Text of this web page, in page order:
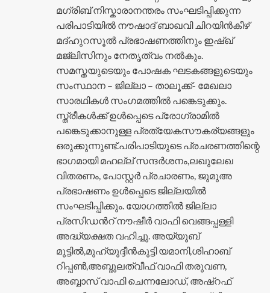
മഗ്രിബ് നിസ്കാരാനന്തരം സംഘടിപ്പിക്കുന്ന
പരിപാടിയിൽ നൗഷാദ് ബാഖവി ചിറയിൻകീഴ്
മദ്ഹുറസൂൽ പ്രഭാഷണത്തിനും ഇഷ്ഖ്
മജ്ലിസിനും നേതൃത്വം നൽകും.
സമസ്തയുടെയും പോഷക ഘടകങ്ങളുടെയും
സംസ്ഥാന – ജില്ലാ – താലൂക്ക്- മേഖലാ
സാരഥികൾ സംഗമത്തിൽ പങ്കെടുക്കും.
സ്ത്രീകൾക്ക് ഉൾപ്പെടെ പ്രോഗ്രാമിൽ
പങ്കെടുക്കാനുള്ള പ്രത്യേകസൗകര്യങ്ങളും
ഒരുക്കുന്നുണ്ട്.പരിപാടിയുടെ പ്രചരണത്തിന്റെ
ഭാഗമായി മഹല്ല് സന്ദർശനം,ലഖുലേഖ
വിതരണം, പോസ്റ്റർ പ്രചാരണം, ജുമുഅ
പ്രഭാഷണം ഉൾപ്പെടെ ജില്ലയിൽ
സംഘടിപ്പിക്കും. യോഗത്തിൽ ജില്ലാ
പ്രസിഡൻറ് നൗഷീർ വാഫി വെങ്ങപ്പള്ളി
അദ്ധ്യക്ഷത വഹിച്ചു. അയ്യൂബ്
മുട്ടിൽ,മുഹ്യുദ്ദീൻകുട്ടി യമാനി,ശിഹാബ്
റിപ്പൺ,അബ്ദുലത്വീഫ് വാഫി തരുവണ,
അബ്ബാസ് വാഫി ചെന്നലോഡ്, അഷ്റഫ്